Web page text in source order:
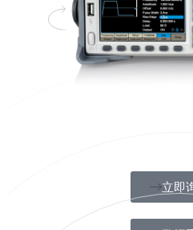
立即